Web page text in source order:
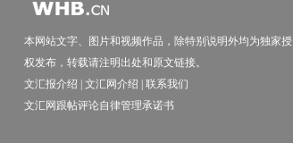
本网站文字、图片和视频作品，除特别说明外均为独家授
权发布，转载请注明出处和原文链接。
文汇报介绍
文汇网介绍
联系我们
文汇网跟帖评论自律管理承诺书